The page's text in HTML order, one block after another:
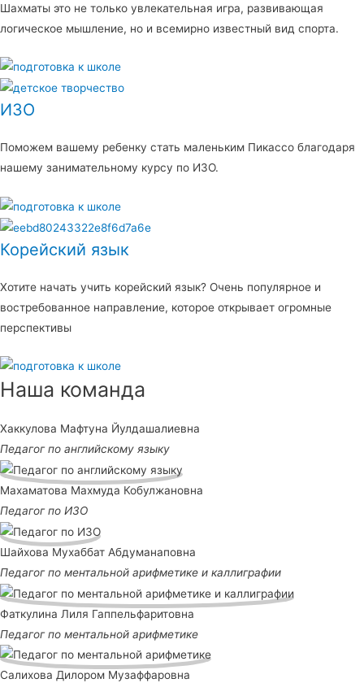
Шахматы это не только увлекательная игра, развивающая
логическое мышление, но и всемирно известный вид спорта.
ИЗО
Поможем вашему ребенку стать маленьким Пикассо благодаря
нашему занимательному курсу по ИЗО.
Корейский язык
Хотите начать учить корейский язык? Очень популярное и
востребованное направление, которое открывает огромные
перспективы
Наша команда
Хаккулова Мафтуна Йулдашалиевна
Педагог по английскому языку
Махаматова Махмуда Кобулжановна
Педагог по ИЗО
Шайхова Мухаббат Абдуманаповна
Педагог по ментальной арифметике и каллиграфии
Фаткулина Лиля Гаппельфаритовна
Педагог по ментальной арифметике
Салихова Дилором Музаффаровна